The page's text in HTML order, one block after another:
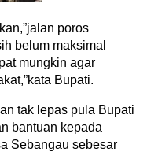
poros
belum maksimal
mungkin agar
Bupati.
tak lepas pula Bupati
bantuan kepada
Sebangau sebesar